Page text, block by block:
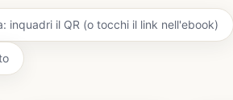
inquadri il QR (o tocchi il link nell'ebook)